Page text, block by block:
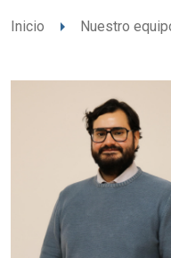
Inicio arrow_right Nuestro